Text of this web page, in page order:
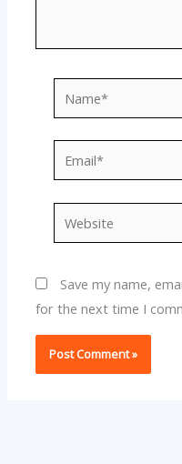
Save my name,
for the next time I